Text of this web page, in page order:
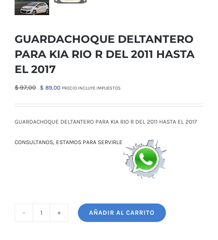
GUARDACHOQUE DELTANTERO
PARA KIA RIO R DEL 2011 HASTA
EL 2017
$97,00
El
original
era:
$ 89,00El
actual
es:
PRECIO INCLUYE IMPUESTOS
GUARDACHOQUE DELTANTERO PARA KIA RIO R DEL 2011 HASTA EL 2017
CONSULTANOS, ESTAMOS PARA SERVIRLE
GUARDACHOQUE
AÑADIR AL CARRITO